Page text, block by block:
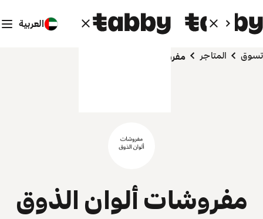
العربية
تسوق المتاجر مفروشات ألوان الذوق
مفروشات ألوان الذوق